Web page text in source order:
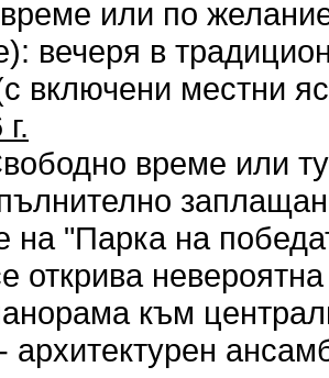
или по
вечеря в
включени местни
време или
на "Парка на
открива
към
архитектурен